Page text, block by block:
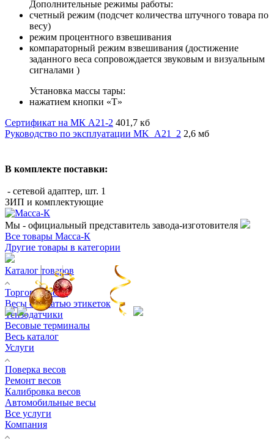
Дополнительные режимы работы:
счетный режим (подсчет количества штучного товара по
весу)
режим процентного взвешивания
компараторный режим взвешивания (достижение
заданного веса сопровождается звуковым и визуальным
сигналами )
Установка массы тары:
нажатием кнопки «T»
Сертификат на МК А21-2 401,7 кб
Руководство по эксплуатации MK_A21_2 2,6 мб
В комплекте поставки:
- сетевой адаптер, шт. 1
ЗИП и комплектующие
Мы - официальный представитель завода-изготовителя
Все товары Масса-К
Другие товары в категории
Каталог товаров
Торговые весы
Весы с печатью этикеток
Тензодатчики
Весовые терминалы
Весь каталог
Услуги
Поверка весов
Ремонт весов
Калибровка весов
Автомобильные весы
Все услуги
Компания